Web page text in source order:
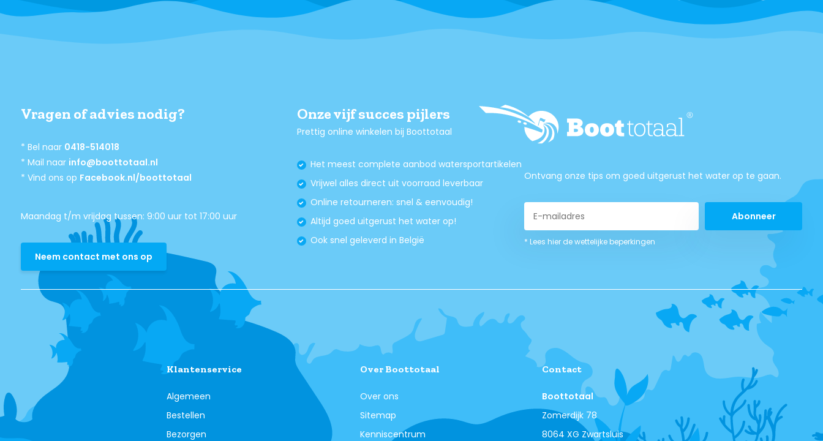
Vragen of advies nodig?
* Bel naar 0418-514018
* Mail naar info@boottotaal.nl
* Vind ons op Facebook.nl/boottotaal
Maandag t/m vrijdag tussen: 9:00 uur tot 17:00 uur
Neem contact met ons op
Onze vijf succes pijlers
Prettig online winkelen bij Boottotaal
Het meest complete aanbod watersportartikelen
Vrijwel alles direct uit voorraad leverbaar
Online retourneren: snel & eenvoudig!
Altijd goed uitgerust het water op!
Ook snel geleverd in België
Ontvang onze tips om goed uitgerust het water op te gaan.
Abonneer
* Lees hier de wettelijke beperkingen
Klantenservice
Algemeen
Bestellen
Bezorgen
Over Boottotaal
Over ons
Sitemap
Kenniscentrum
Contact
Boottotaal
Zomerdijk 78
8064 XG Zwartsluis